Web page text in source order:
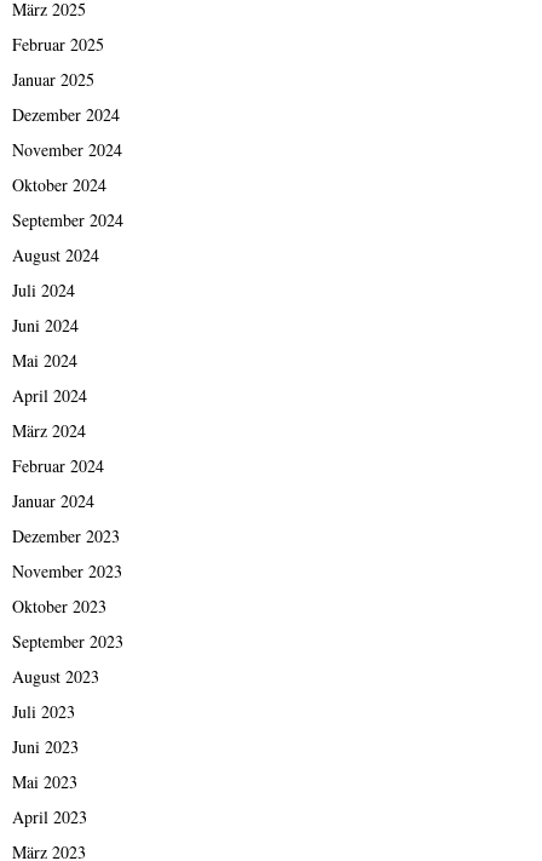
März 2025
Februar 2025
Januar 2025
Dezember 2024
November 2024
Oktober 2024
September 2024
August 2024
Juli 2024
Juni 2024
Mai 2024
April 2024
März 2024
Februar 2024
Januar 2024
Dezember 2023
November 2023
Oktober 2023
September 2023
August 2023
Juli 2023
Juni 2023
Mai 2023
April 2023
März 2023